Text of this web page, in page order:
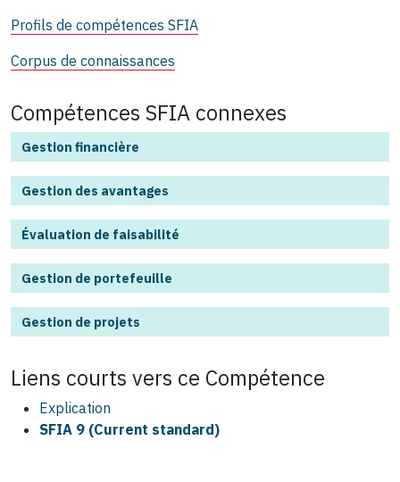
Profils de compétences SFIA
Corpus de connaissances
Compétences SFIA connexes
Gestion financière
Gestion des avantages
Évaluation de faisabilité
Gestion de portefeuille
Gestion de projets
Liens courts vers ce Compétence
Explication
SFIA 9 (Current standard)